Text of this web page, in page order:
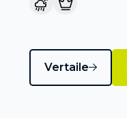
Vertaile